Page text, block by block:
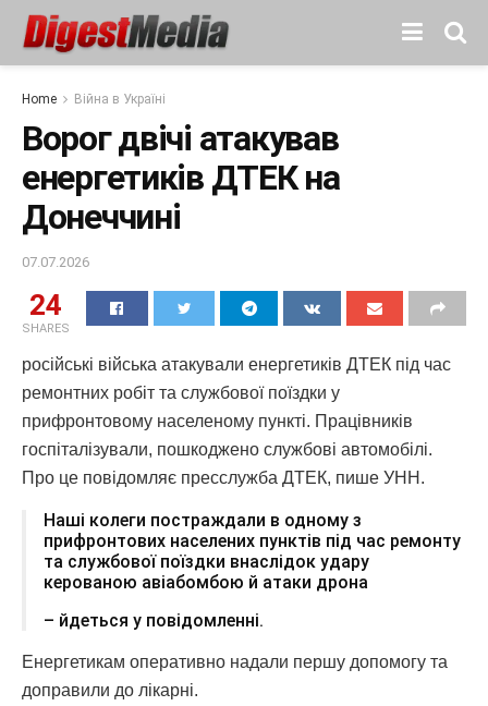
Home Війна в Україні
Ворог двічі атакував
енергетиків ДТЕК на
Донеччині
07.07.2026
24
SHARES
російські війська атакували енергетиків ДТЕК під час
ремонтних робіт та службової поїздки у
прифронтовому населеному пункті. Працівників
госпіталізували, пошкоджено службові автомобілі.
Про це повідомляє пресслужба ДТЕК, пише УНН.
Наші колеги постраждали в одному з
прифронтових населених пунктів під час ремонту
та службової поїздки внаслідок удару
керованою авіабомбою й атаки дрона
– йдеться у повідомленні.
Енергетикам оперативно надали першу допомогу та
доправили до лікарні.